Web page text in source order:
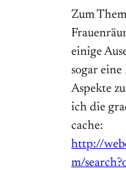
Zum
einige
sogar
Aspekte
ich die
cache:
http://
m/